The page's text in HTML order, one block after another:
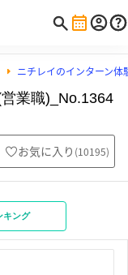
ニチレイのインターン体
業職)_No.1364
お気に入り (10195)
キング